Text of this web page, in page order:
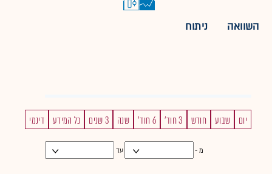
השוואה ניתוח
יום שבוע חודש 3 חוד' 6 חוד' שנה 3 שנים כל המידע דינמי
מ - עד